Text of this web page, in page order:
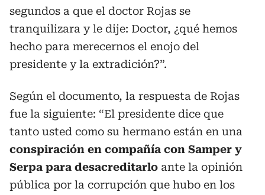
segundos a que el doctor Rojas se
tranquilizara y le dije: Doctor, ¿qué hemos
hecho para merecernos el enojo del
presidente y la extradición?”.
Según el documento, la respuesta de Rojas
fue la siguiente: “El presidente dice que
tanto usted como su hermano están en una
conspiración en compañía con Samper y
Serpa para desacreditarlo ante la opinión
pública por la corrupción que hubo en los